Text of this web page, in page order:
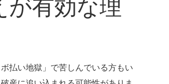
が有効な理
払い地獄」で苦しんでいる方もい